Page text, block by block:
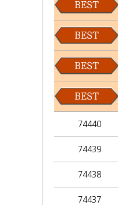
74440
74439
74438
74437